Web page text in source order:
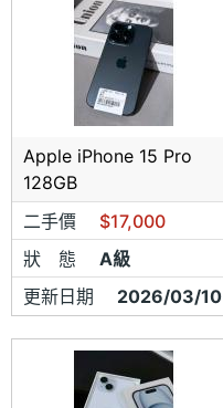
Apple iPhone 15 Pro
128GB
二手價
$17,000
狀 態
A級
更新日期
2026/03/10